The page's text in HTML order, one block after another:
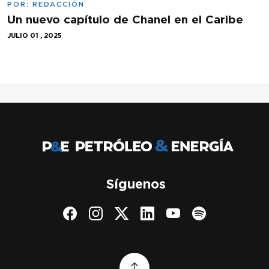
POR: REDACCIÓN
Un nuevo capítulo de Chanel en el Caribe
JULIO 01 , 2025
Síguenos